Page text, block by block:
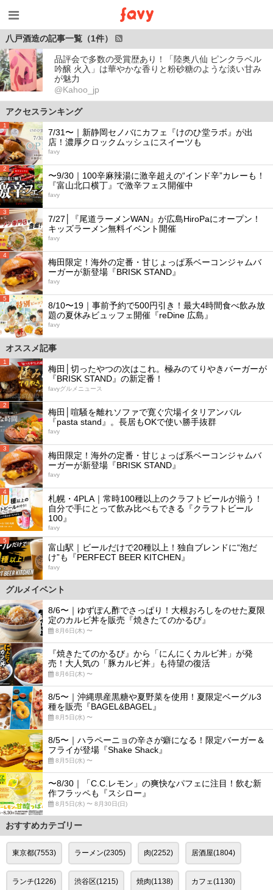
八戸酒造の記事一覧（1件）
品評会で多数の受賞歴あり！「陸奥八仙 ピンクラベル
吟醸 火入」は華やかな香りと粉砂糖のような淡い甘み
が魅力
@Kahoo_jp
アクセスランキング
1
7/31〜｜新静岡セノバにカフェ『けのひ堂ラボ』が出
店！濃厚クロックムッシュにスイーツも
favy
2
〜9/30｜100辛麻辣湯に激辛超えの“インド辛”カレーも！
『富山北口横丁』で激辛フェス開催中
favy
3
7/27│『尾道ラーメンWAN』が広島HiroPaにオープン！
キッズラーメン無料イベント開催
favy
4
梅田限定！海外の定番・甘じょっぱ系ベーコンジャムバ
ーガーが新登場『BRISK STAND』
favy
5
8/10〜19｜事前予約で500円引き！最大4時間食べ飲み放
題の夏休みビュッフェ開催『reDine 広島』
favy
オススメ記事
1
梅田│切ったやつの次はこれ。極みのてりやきバーガーが
『BRISK STAND』の新定番！
favyグルメニュース
2
梅田│喧騒を離れソファで寛ぐ穴場イタリアンバル
『pasta stand』。長居もOKで使い勝手抜群
favy
3
梅田限定！海外の定番・甘じょっぱ系ベーコンジャムバ
ーガーが新登場『BRISK STAND』
favy
4
札幌・4PLA｜常時100種以上のクラフトビールが揃う！
自分で手にとって飲み比べもできる『クラフトビール
100』
favy
5
富山駅｜ビールだけで20種以上！独自ブレンドに“泡だ
け”も『PERFECT BEER KITCHEN』
favy
グルメイベント
8/6〜｜ゆずぽん酢でさっぱり！大根おろしをのせた夏限
定のカルビ丼を販売『焼きたてのかるび』
8月6日(木) 〜
『焼きたてのかるび』から「にんにくカルビ丼」が発
売！大人気の「豚カルビ丼」も待望の復活
8月6日(木) 〜
8/5〜｜沖縄県産黒糖や夏野菜を使用！夏限定ベーグル3
種を販売『BAGEL&BAGEL』
8月5日(水) 〜
8/5〜｜ハラペーニョの辛さが癖になる！限定バーガー＆
フライが登場『Shake Shack』
8月5日(水) 〜
〜8/30｜「C.C.レモン」の爽快なパフェに注目！飲む新
作フラッペも『スシロー』
8月5日(水) 〜 8月30日(日)
おすすめカテゴリー
東京都(7553) ラーメン(2305) 肉(2252) 居酒屋(1804)
ランチ(1226) 渋谷区(1215) 焼肉(1138) カフェ(1130)